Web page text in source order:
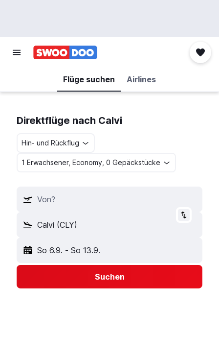
Flüge suchen Airlines
Direktflüge nach Calvi
Hin- und Rückflug
1 Erwachsener, Economy, 0 Gepäckstücke
Von?
Calvi (CLY)
So 6.9. - So 13.9.
Suchen